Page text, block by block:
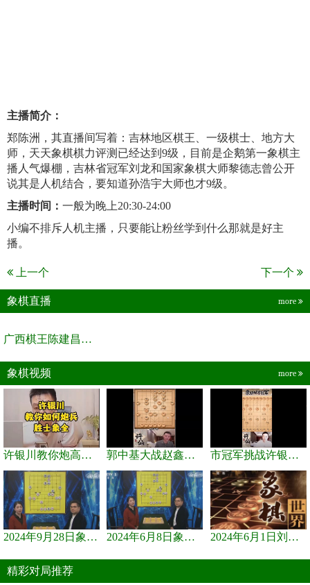
主播简介：
郑陈洲，其直播间写着：吉林地区棋王、一级棋士、地方大
师，天天象棋棋力评测已经达到9级，目前是企鹅第一象棋主
播人气爆棚，吉林省冠军刘龙和国家象棋大师黎德志曾公开
说其是人机结合，要知道孙浩宇大师也才9级。
主播时间： 一般为晚上20:30-24:00
小编不排斥人机主播，只要能让粉丝学到什么那就是好主
播。
上一个 下一个
象棋直播 more
广西棋王陈建昌直播间
象棋视频 more
许银川教你炮高兵士象全如何赢士象全，简单四步即可 郭中基大战赵鑫鑫，许银川激情讲解 市冠军挑战许银川，急进中兵变化真激烈！
2024年9月28日象棋世界栏目，刘君、蒋川讲解了第九届杨官璘杯象棋... 2024年6月8日象棋世界，刘君、蒋川讲解了第九届杨官璘杯全国象棋... 2024年6月1日刘君、蒋川讲解第三届上海杯象棋大师赛谢靖与李少庚...
精彩对局推荐